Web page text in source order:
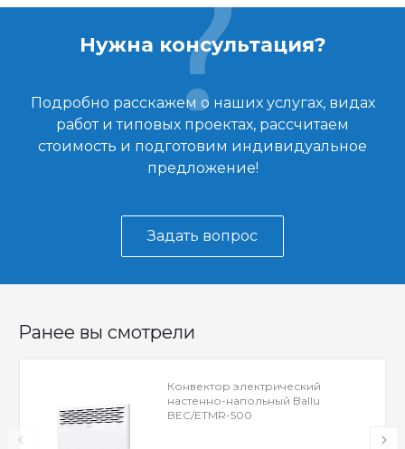
Нужна консультация?
Подробно расскажем о наших услугах, видах
работ и типовых проектах, рассчитаем
стоимость и подготовим индивидуальное
предложение!
Задать вопрос
Ранее вы смотрели
Конвектор электрический
настенно-напольный Ballu
BEC/ETMR-500